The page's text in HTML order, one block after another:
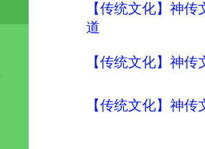
【传统文化】神
道
【传统文化】神
【传统文化】神